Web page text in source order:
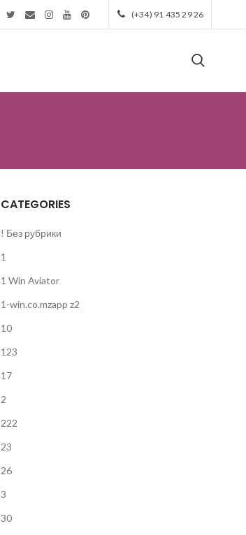
(+34) 91 435 29 26
CATEGORIES
! Без рубрики
1
1 Win Aviator
1-win.co.mzapp z2
10
123
17
2
222
23
26
3
30